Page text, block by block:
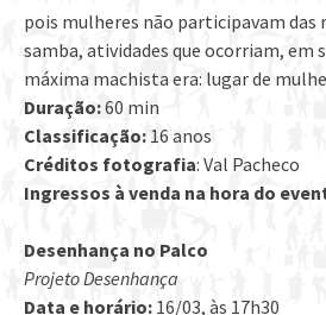
pois mulheres não participavam das
samba, atividades que ocorriam, em
máxima machista era: lugar de
Duração:60 min
Classificação: 16 anos
Créditos fotografia: Val Pacheco
Ingressos à venda na hora do
Desenhança no Palco
Projeto Desenhança
Data e horário: 16/03, às 17h30